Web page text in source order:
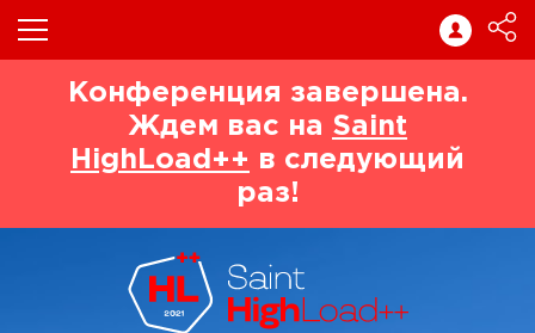
Конференция завершена.
Ждем вас на Saint
HighLoad++ в следующий
раз!